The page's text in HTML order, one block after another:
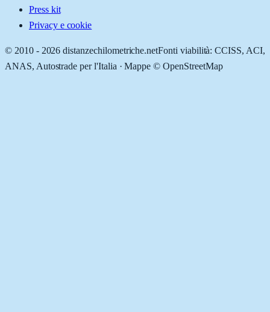
Press kit
Privacy e cookie
© 2010 - 2026 distanzechilometriche.netFonti viabilità: CCISS, ACI,
ANAS, Autostrade per l'Italia · Mappe © OpenStreetMap